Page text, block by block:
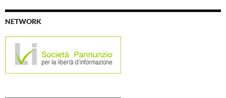
NETWORK